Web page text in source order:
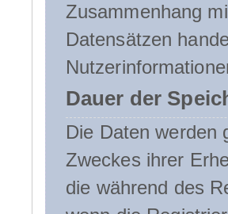
Zusammenhang
Datensätzen
Dauer der
Die Daten werden
Zweckes ihrer
die während des